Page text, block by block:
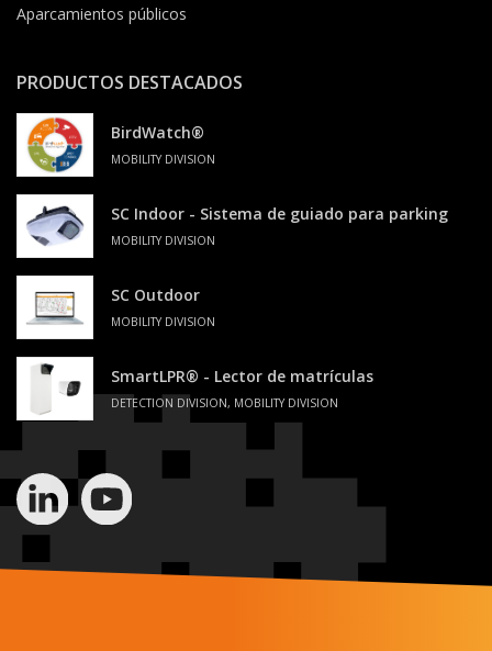
Aparcamientos públicos
PRODUCTOS DESTACADOS
BirdWatch®
MOBILITY DIVISION
SC Indoor - Sistema de guiado para parking
MOBILITY DIVISION
SC Outdoor
MOBILITY DIVISION
SmartLPR® - Lector de matrículas
DETECTION DIVISION, MOBILITY DIVISION